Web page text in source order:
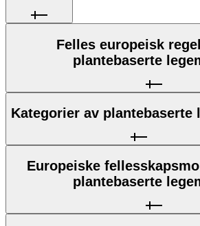
Felles europeisk
plantebaserte
Kategorier av plantebaserte
Europeiske
plantebaserte